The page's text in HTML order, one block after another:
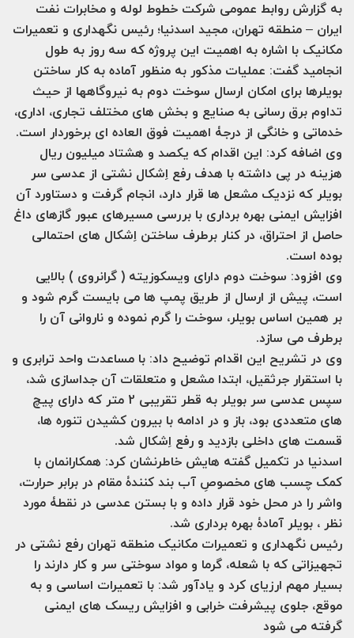
به گزارش روابط عمومی شرکت خطوط لوله و مخابرات نفت
ایران – منطقه تهران، مجید اسدنیا؛ رئیس نگهداری و تعمیرات
مکانیک با اشاره به اهمیت این پروژه که سه روز به طول
انجامید گفت: عملیات مذکور به منظور آماده به کار ساختن
بویلرها برای امکان ارسال سوخت دوم به نیروگاهها از حیث
تداوم برق رسانی به صنایع و بخش های مختلف تجاری، اداری،
خدماتی و خانگی از درجۀ اهمیت فوق العاده ای برخوردار است.
وی اضافه کرد: این اقدام که یکصد و هشتاد میلیون ریال
هزینه در پی داشته با هدف رفع اِشکال نشتی از عدسی سر
بویلر که نزدیک مشعل ها قرار دارد، انجام گرفت و دستاورد آن
افزایش ایمنی بهره برداری با بررسی مسیرهای عبور گازهای داغ
حاصل از احتراق، در کنار برطرف ساختن اِشکال های احتمالی
بوده است.
وی افزود: سوخت دوم دارای ویسکوزیته ( گرانروی ) بالایی
است، پیش از ارسال از طریق پمپ ها می بایست گرم شود و
بر همین اساس بویلر، سوخت را گرم نموده و ناروانی آن را
برطرف می سازد.
وی در تشریح این اقدام توضیح داد: با مساعدت واحد ترابری و
با استقرار جرثقیل، ابتدا مشعل و متعلقات آن جداسازی شد،
سپس عدسی سر بویلر به قطر تقریبی 2 متر که دارای پیچ
های متعددی بود، باز و در ادامه با بیرون کشیدن تنوره ها،
قسمت های داخلی بازدید و رفع اِشکال شد.
اسدنیا در تکمیل گفته هایش خاطرنشان کرد: همکارانمان با
کمک چسب های مخصوصِ آب بند کنندۀ مقام در برابر حرارت،
واشر را در محل خود قرار داده و با بستن عدسی در نقطۀ مورد
نظر ، بویلر آمادۀ بهره برداری شد.
رئیس نگهداری و تعمیرات مکانیک منطقه تهران رفع نشتی در
تجهیزاتی که با شعله، گرما و مواد سوختی سر و کار دارند را
بسیار مهم ارزیای کرد و یادآور شد: با تعمیرات اساسی و به
موقع، جلوی پیشرفت خرابی و افزایش ریسک های ایمنی
گرفته می شود